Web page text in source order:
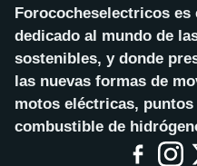
Forococheselectricos
dedicado al mundo de
sostenibles, y donde
las nuevas formas de
motos eléctricas,
combustible de